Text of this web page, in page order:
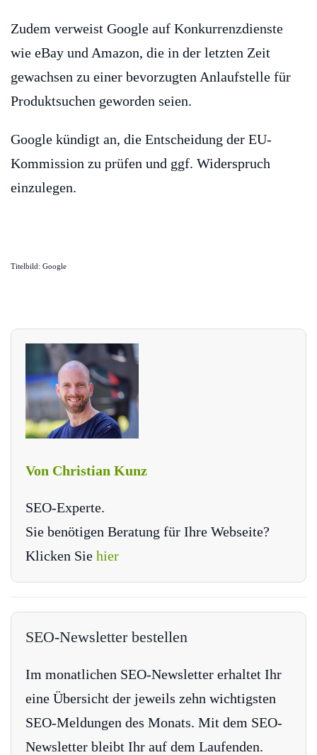
Zudem verweist Google auf Konkurrenzdienste
wie eBay und Amazon, die in der letzten Zeit
gewachsen zu einer bevorzugten Anlaufstelle für
Produktsuchen geworden seien.
Google kündigt an, die Entscheidung der EU-
Kommission zu prüfen und ggf. Widerspruch
einzulegen.
Titelbild: Google
Von Christian Kunz
SEO-Experte.
Sie benötigen Beratung für Ihre Webseite?
Klicken Sie hier
SEO-Newsletter bestellen
Im monatlichen SEO-Newsletter erhaltet Ihr
eine Übersicht der jeweils zehn wichtigsten
SEO-Meldungen des Monats. Mit dem SEO-
Newsletter bleibt Ihr auf dem Laufenden.